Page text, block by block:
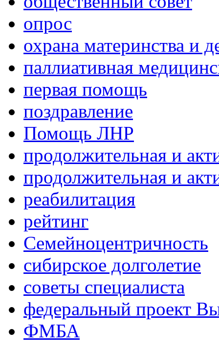
опрос
охрана материнства и
паллиативная
первая помощь
поздравление
Помощь ЛНР
продолжительная и
продолжительная и
реабилитация
рейтинг
Семейноцентричность
сибирское долголетие
советы специалиста
федеральный проект
ФМБА